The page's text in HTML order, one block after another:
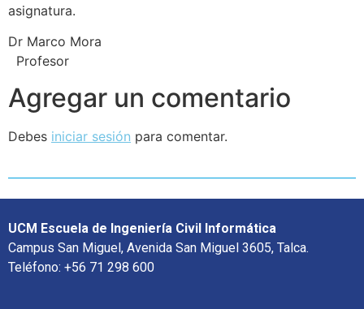
asignatura.
Dr Marco Mora
Profesor
Agregar un comentario
Debes iniciar sesión para comentar.
UCM Escuela de Ingeniería Civil Informática
Campus San Miguel, Avenida San Miguel 3605, Talca.
Teléfono: +56 71 298 600